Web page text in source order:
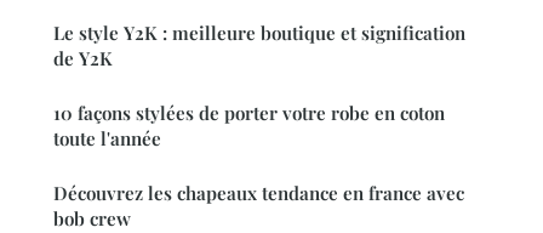
Le style Y2K : meilleure boutique et signification
de Y2K
10 façons stylées de porter votre robe en coton
toute l'année
Découvrez les chapeaux tendance en france avec
bob crew